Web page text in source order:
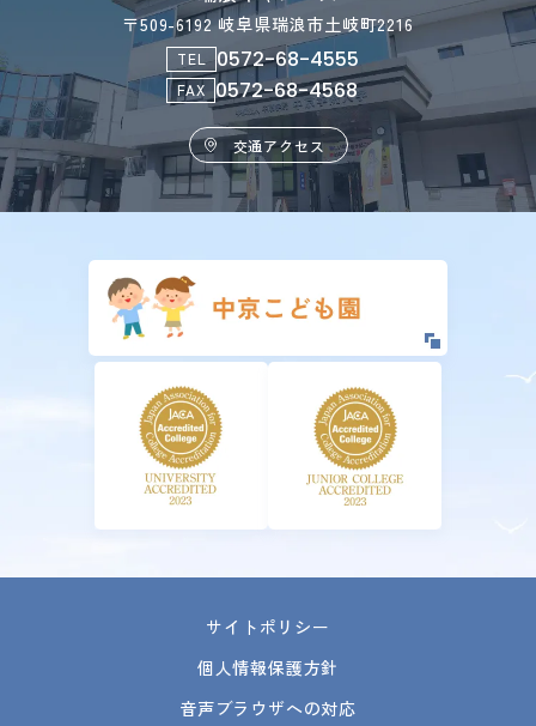
〒509-6192 岐阜県瑞浪市土岐町2216
TEL 0572-68-4555
FAX 0572-68-4568
交通アクセス
サイトポリシー
個人情報保護方針
音声ブラウザへの対応